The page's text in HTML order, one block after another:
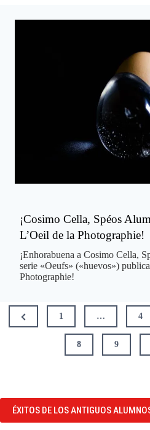
¡Cosimo Cella, Spéos
L’Oeil de la Photographie!
¡Enhorabuena a Cosimo Cella,
serie «Oeufs» («huevos»)
Photographie!
Paginación
entradas
Previous
Page
1 … 4
8 9
ÉXITOS DE LOS ANTIGUOS